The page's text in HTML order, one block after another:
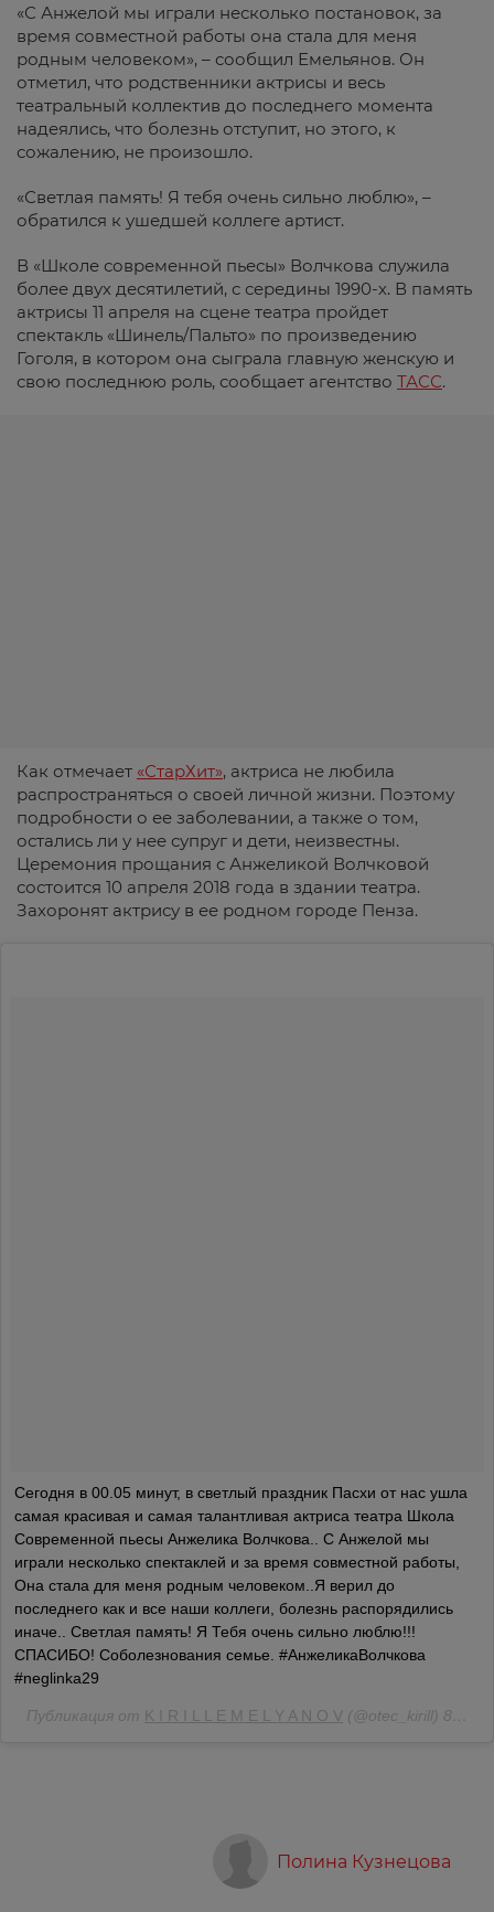
«С Анжелой мы играли несколько постановок, за
время совместной работы она стала для меня
родным человеком», – сообщил Емельянов. Он
отметил, что родственники актрисы и весь
театральный коллектив до последнего момента
надеялись, что болезнь отступит, но этого, к
сожалению, не произошло.
«Светлая память! Я тебя очень сильно люблю», –
обратился к ушедшей коллеге артист.
В «Школе современной пьесы» Волчкова служила
более двух десятилетий, с середины 1990-х. В память
актрисы 11 апреля на сцене театра пройдет
спектакль «Шинель/Пальто» по произведению
Гоголя, в котором она сыграла главную женскую и
свою последнюю роль, сообщает агентство ТАСС.
Как отмечает «СтарХит», актриса не любила
распространяться о своей личной жизни. Поэтому
подробности о ее заболевании, а также о том,
остались ли у нее супруг и дети, неизвестны.
Церемония прощания с Анжеликой Волчковой
состоится 10 апреля 2018 года в здании театра.
Захоронят актрису в ее родном городе Пенза.
Сегодня в 00.05 минут, в светлый праздник Пасхи от нас ушла
самая красивая и самая талантливая актриса театра Школа
Современной пьесы Анжелика Волчкова.. С Анжелой мы
играли несколько спектаклей и за время совместной работы,
Она стала для меня родным человеком..Я верил до
последнего как и все наши коллеги, болезнь распорядились
иначе.. Светлая память! Я Тебя очень сильно люблю!!!
СПАСИБО! Соболезнования семье. #АнжеликаВолчкова
#neglinka29
Публикация от K I R I L L E M E L Y A N O V (@otec_kirill) 8 Апр 2018 в 1:04 PDT
Полина Кузнецова